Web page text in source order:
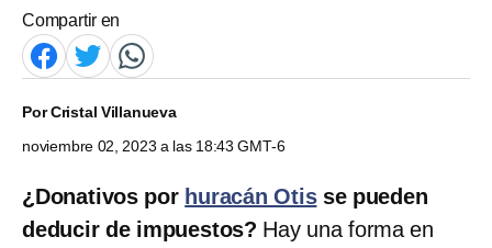
Compartir en
PorCristal Villanueva
noviembre 02, 2023 a las 18:43 GMT-6
¿Donativos por huracán Otisse pueden
deducir de impuestos? Hay una forma en